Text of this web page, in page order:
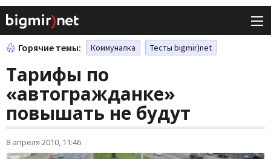
Горячие темы: Коммуналка Тесты bigmir)net
Тарифы по
«автогражданке»
повышать не будут
8 апреля 2010, 11:46